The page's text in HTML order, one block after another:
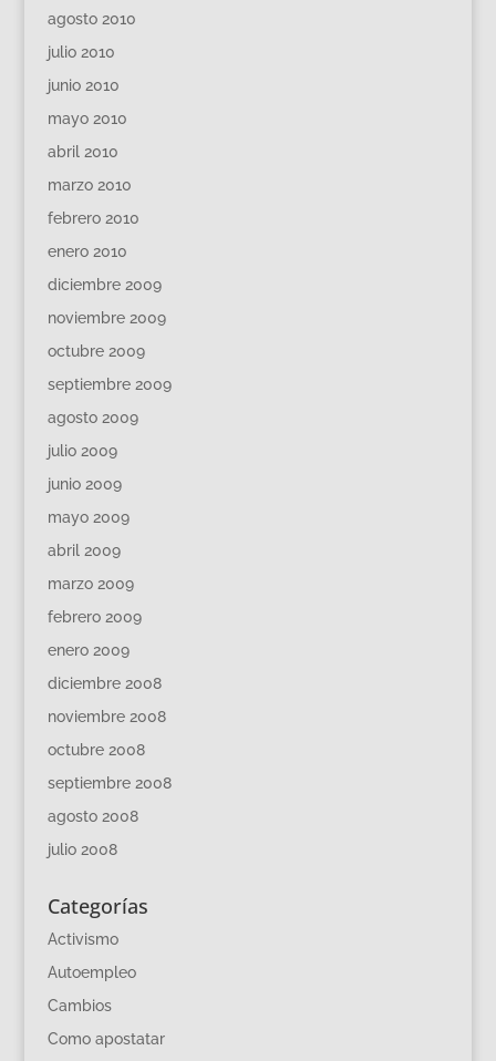
agosto 2010
julio 2010
junio 2010
mayo 2010
abril 2010
marzo 2010
febrero 2010
enero 2010
diciembre 2009
noviembre 2009
octubre 2009
septiembre 2009
agosto 2009
julio 2009
junio 2009
mayo 2009
abril 2009
marzo 2009
febrero 2009
enero 2009
diciembre 2008
noviembre 2008
octubre 2008
septiembre 2008
agosto 2008
julio 2008
Categorías
Activismo
Autoempleo
Cambios
Como apostatar